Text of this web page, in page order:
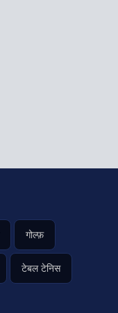
गोल्फ़
टेबल टेनिस